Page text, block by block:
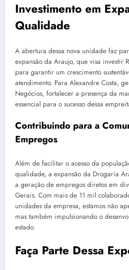
Investimento em
Qualidade
A abertura dessa nova unidade faz
expansão da Araujo, que visa investir
para garantir um crescimento
atendimento. Para Alexandre Costa,
Negócios, fortalecer a presença da
essencial para o sucesso dessa
Contribuindo para a
Empregos
Além de facilitar o acesso da
qualidade, a expansão da Drogaria
a geração de empregos diretos em
Gerais. Com mais de 11 mil
unidades da empresa, estamos não
mas também impulsionando o
estado.
Faça Parte Dessa